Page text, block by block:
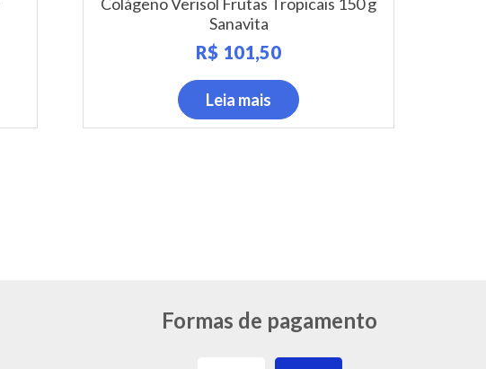
Sanavita
R$ 101,50
Leia mais
Formas de pagamento